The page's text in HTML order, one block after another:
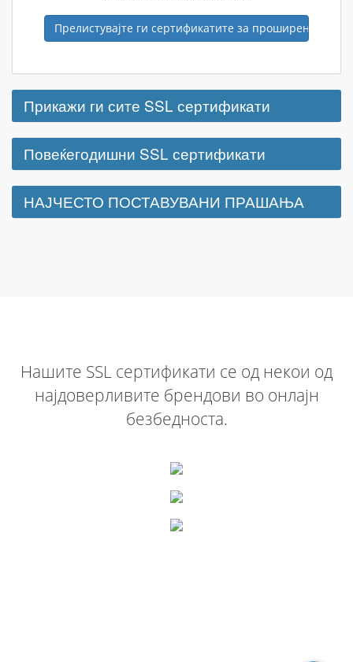
Прелистувајте ги сертификатите за проширена
Прикажи ги сите SSL сертификати
Повеќегодишни SSL сертификати
НАЈЧЕСТО ПОСТАВУВАНИ ПРАШАЊА
Нашите SSL сертификати се од некои од
најдоверливите брендови во онлајн
безбедноста.